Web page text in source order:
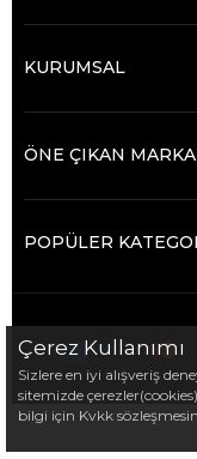
KURUMSAL
ÖNE ÇIKAN
POPÜLER
Çerez Kullanımı
Sizlere en iyi alışveriş
sitemizde
bilgi için Kvkk